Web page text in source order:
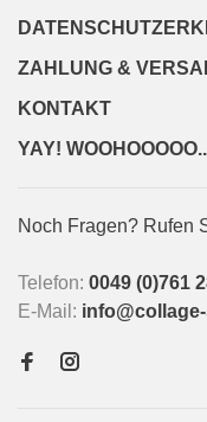
ZAHLUNG &
KONTAKT
YAY!
Noch Fragen? Rufen
Telefon: 0049 (0)761
E-Mail: